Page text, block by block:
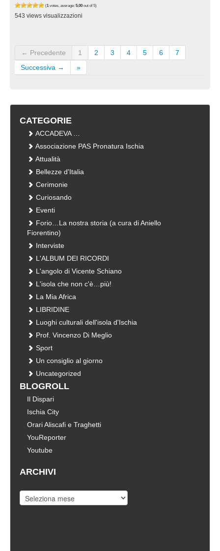
(1 votes, average: 5,00 out of 5)
543 views visualizzazioni
← Precedente 1 2 3 4 5 6
7
Successiva →
»
CATEGORIE
ACCADEVA …
Associazione PAS Pronatura Ischia
Attualità
Bellezze d'Italia
Cerimonie
Curiosando
Eventi
Forio…La nostra storia (a cura di Aniello
Fiorentino)
Interviste
L'ALBUM DEI RICORDI
L'angolo di Vicente Schiano
L'isola che non c'è…più!
La Mia Africa
LIBRIDINE
Luoghi culturali dell'isola d'Ischia
Prof. Vincenzo Di Meglio
Sport
Un consiglio al giorno
Uncategorized
BLOGROLL
Il Dispari
Ischia City
Orari Aliscafi e Traghetti
YouReporter
Youtube
ARCHIVI